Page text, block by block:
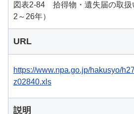
図表2-84 拾得物・遺失届の取扱
2～26年）
URL
https://www.npa.go.jp/hakusyo/
z02840.xls
説明